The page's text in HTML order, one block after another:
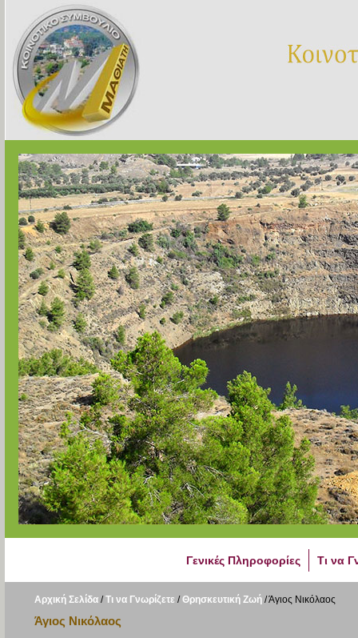
Γενικές Πληροφορίες Τι να
Αρχική Σελίδα/Τι να Γνωρίζετε /Θρησκευτική Ζωή/Άγιος Νικόλαος
Άγιος Νικόλαος